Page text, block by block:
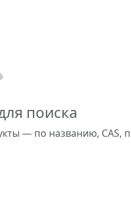
поиска
— по названию, CAS,